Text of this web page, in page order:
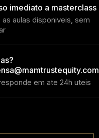
imediato a masterclass
as aulas disponiveis, sem
em ate 24h uteis